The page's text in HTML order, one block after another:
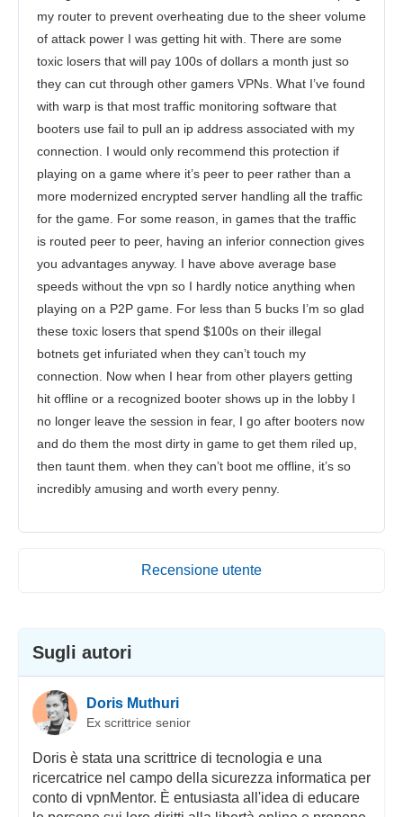
my router to prevent overheating due to the sheer volume
of attack power I was getting hit with. There are some
toxic losers that will pay 100s of dollars a month just so
they can cut through other gamers VPNs. What I’ve found
with warp is that most traffic monitoring software that
booters use fail to pull an ip address associated with my
connection. I would only recommend this protection if
playing on a game where it’s peer to peer rather than a
more modernized encrypted server handling all the traffic
for the game. For some reason, in games that the traffic
is routed peer to peer, having an inferior connection gives
you advantages anyway. I have above average base
speeds without the vpn so I hardly notice anything when
playing on a P2P game. For less than 5 bucks I’m so glad
these toxic losers that spend $100s on their illegal
botnets get infuriated when they can’t touch my
connection. Now when I hear from other players getting
hit offline or a recognized booter shows up in the lobby I
no longer leave the session in fear, I go after booters now
and do them the most dirty in game to get them riled up,
then taunt them. when they can’t boot me offline, it’s so
incredibly amusing and worth every penny.
Recensione utente
Sugli autori
Doris Muthuri
Ex scrittrice senior
Doris è stata una scrittrice di tecnologia e una
ricercatrice nel campo della sicurezza informatica per
conto di vpnMentor. È entusiasta all'idea di educare